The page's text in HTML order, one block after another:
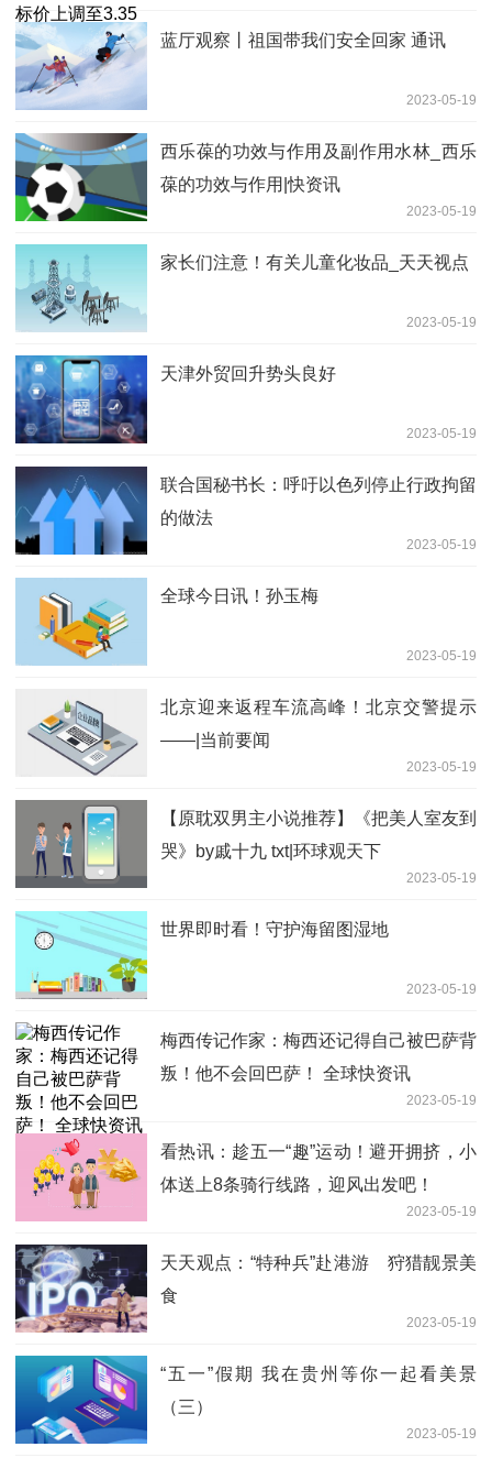
蓝厅观察丨祖国带我们安全回家 通讯
2023-05-19
西乐葆的功效与作用及副作用水林_西乐
葆的功效与作用|快资讯
2023-05-19
家长们注意！有关儿童化妆品_天天视点
2023-05-19
天津外贸回升势头良好
2023-05-19
联合国秘书长：呼吁以色列停止行政拘留
的做法
2023-05-19
全球今日讯！孙玉梅
2023-05-19
北京迎来返程车流高峰！北京交警提示
——|当前要闻
2023-05-19
【原耽双男主小说推荐】《把美人室友到
哭》by戚十九 txt|环球观天下
2023-05-19
世界即时看！守护海留图湿地
2023-05-19
梅西传记作家：梅西还记得自己被巴萨背
叛！他不会回巴萨！ 全球快资讯
2023-05-19
看热讯：趁五一“趣”运动！避开拥挤，小
体送上8条骑行线路，迎风出发吧！
2023-05-19
天天观点：“特种兵”赴港游 狩猎靓景美
食
2023-05-19
“五一”假期 我在贵州等你一起看美景
（三）
2023-05-19